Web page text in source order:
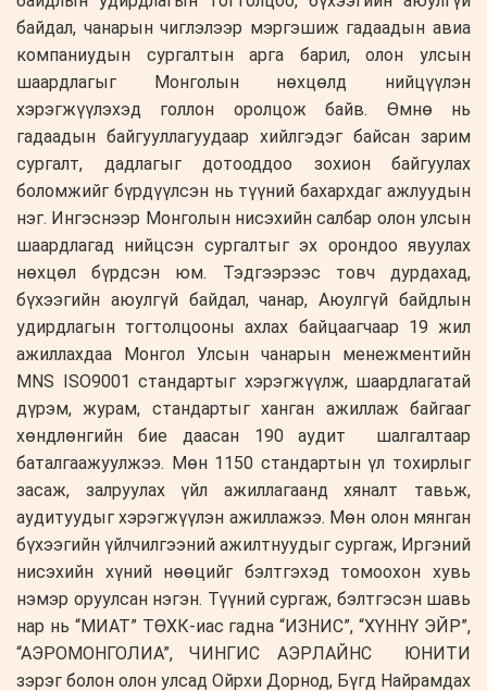
байдал, чанарын чиглэлээр мэргэшиж гадаадын авиа
компаниудын сургалтын арга барил, олон улсын
шаардлагыг Монголын нөхцөлд нийцүүлэн
хэрэгжүүлэхэд голлон оролцож байв. Өмнө нь
гадаадын байгууллагуудаар хийлгэдэг байсан зарим
сургалт, дадлагыг дотооддоо зохион байгуулах
боломжийг бүрдүүлсэн нь түүний бахархдаг ажлуудын
нэг. Ингэснээр Монголын нисэхийн салбар олон улсын
шаардлагад нийцсэн сургалтыг эх орондоо явуулах
нөхцөл бүрдсэн юм. Тэдгээрээс товч дурдахад,
бүхээгийн аюулгүй байдал, чанар, Аюулгүй байдлын
удирдлагын тогтолцооны ахлах байцаагчаар 19 жил
ажиллахдаа Монгол Улсын чанарын менежментийн
MNS ISO9001 стандартыг хэрэгжүүлж, шаардлагатай
дүрэм, журам, стандартыг ханган ажиллаж байгааг
хөндлөнгийн бие даасан 190 аудит шалгалтаар
баталгаажуулжээ. Мөн 1150 стандартын үл тохирлыг
засаж, залруулах үйл ажиллагаанд хяналт тавьж,
аудитуудыг хэрэгжүүлэн ажиллажээ. Мөн олон мянган
бүхээгийн үйлчилгээний ажилтнуудыг сургаж, Иргэний
нисэхийн хүний нөөцийг бэлтгэхэд томоохон хувь
нэмэр оруулсан нэгэн. Түүний сургаж, бэлтгэсэн шавь
нар нь “МИАТ” ТӨХК-иас гадна “ИЗНИС”, “ХҮННҮ ЭЙР”,
“АЭРОМОНГОЛИА”, ЧИНГИС АЭРЛАЙНС ЮНИТИ
зэрэг болон олон улсад Ойрхи Дорнод, Бүгд Найрамдах